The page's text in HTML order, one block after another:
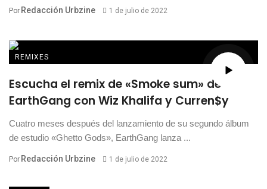
Por Redacción Urbzine 1 de julio de 2022
REMIXES
Escucha el remix de «Smoke sum» de
EarthGang con Wiz Khalifa y Curren$y
Cuatro meses después del lanzamiento de su segundo álbum
de estudio «Ghetto Gods», EarthGang lanza ...
Por Redacción Urbzine 1 de julio de 2022